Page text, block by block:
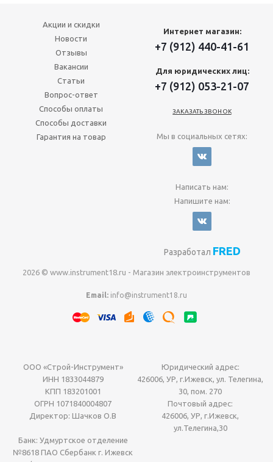
Акции и скидки
Новости
Отзывы
Вакансии
Статьи
Вопрос-ответ
Способы оплаты
Способы доставки
Гарантия на товар
Интернет магазин:
+7 (912) 440-41-61
Для юридических лиц:
+7 (912) 053-21-07
ЗАКАЗАТЬ ЗВОНОК
Мы в социальных сетях:
Написать нам:
Напишите нам:
Разработал FRED
2026 © www.instrument18.ru - Магазин электроинструментов
Email: info@instrument18.ru
ООО «Строй-Инструмент»
ИНН 1833044879
КПП 183201001
ОГРН 1071840004807
Директор: Шачков О.В
Юридический адрес:
426006, УР, г.Ижевск, ул. Телегина,
30, пом. 270
Почтовый адрес:
426006, УР, г.Ижевск,
ул.Телегина,30
Банк: Удмуртское отделение
№8618 ПАО Сбербанк г. Ижевск